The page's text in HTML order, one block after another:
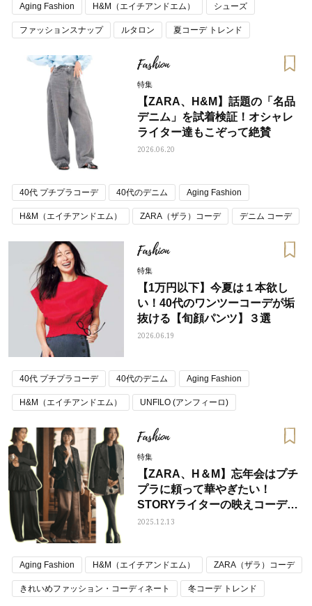
Aging Fashion H&M（エイチアンドエム） シューズ
ファッションスナップ ルタロン 夏コーデ トレンド
Fashion
特集
【ZARA、H&M】話題の「名品
デニム」を試着検証！オシャレ
ライター達もこぞって絶賛
2026.06.20
40代 プチプラコーデ 40代のデニム Aging Fashion
H&M（エイチアンドエム） ZARA（ザラ）コーデ デニム コーデ
Fashion
特集
【1万円以下】今夏は１本欲し
い！40代のワンツーコーデが垢
抜ける【旬顔パンツ】３選
2026.06.19
40代 プチプラコーデ 40代のデニム Aging Fashion
H&M（エイチアンドエム） UNFILO (アンフィーロ)
ZARA（ザラ）コーデ デニム コーデ
Fashion
特集
【ZARA、H＆M】忘年会はプチ
プラに頼って華やぎたい！
STORYライターの映えコーデ＜
5選＞
2025.12.13
Aging Fashion H&M（エイチアンドエム） ZARA（ザラ）コーデ
きれいめファッション・コーディネート 冬コーデ トレンド